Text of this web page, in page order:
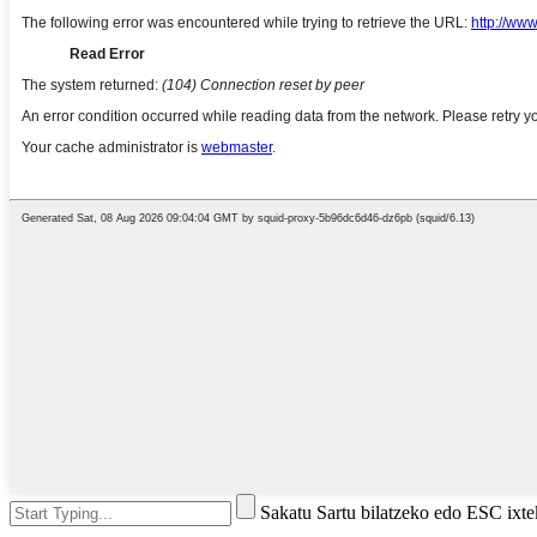
Sakatu Sartu bilatzeko edo ESC